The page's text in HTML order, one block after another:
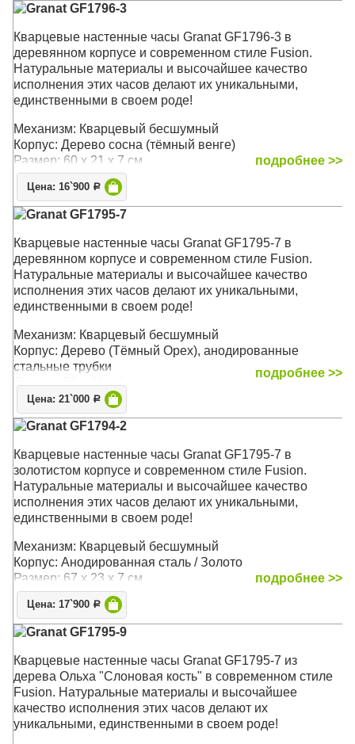
Granat GF1796-3
Кварцевые настенные часы Granat GF1796-3 в
деревянном корпусе и современном стиле Fusion.
Натуральные материалы и высочайшее качество
исполнения этих часов делают их уникальными,
единственными в своем роде!
Механизм: Кварцевый бесшумный
Корпус: Дерево сосна (тёмный венге)
Размер: 60 х 21 х 7 см
подробнее >>
Цена: 16`900 Р
Granat GF1795-7
Кварцевые настенные часы Granat GF1795-7 в
деревянном корпусе и современном стиле Fusion.
Натуральные материалы и высочайшее качество
исполнения этих часов делают их уникальными,
единственными в своем роде!
Механизм: Кварцевый бесшумный
Корпус: Дерево (Тёмный Орех), анодированные
стальные трубки
Размер: 58 х 22 х 9 см
подробнее >>
Цена: 21`000 Р
Granat GF1794-2
Кварцевые настенные часы Granat GF1795-7 в
золотистом корпусе и современном стиле Fusion.
Натуральные материалы и высочайшее качество
исполнения этих часов делают их уникальными,
единственными в своем роде!
Механизм: Кварцевый бесшумный
Корпус: Анодированная сталь / Золото
Размер: 67 х 23 х 7 см
подробнее >>
Цена: 17`900 Р
Granat GF1795-9
Кварцевые настенные часы Granat GF1795-7 из
дерева Ольха "Слоновая кость" в современном стиле
Fusion. Натуральные материалы и высочайшее
качество исполнения этих часов делают их
уникальными, единственными в своем роде!